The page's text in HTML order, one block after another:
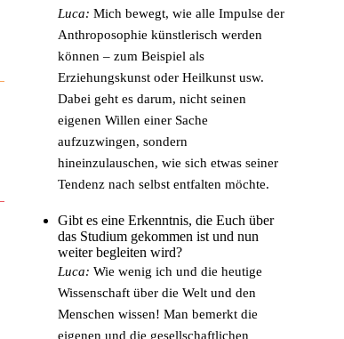
Luca: Mich bewegt, wie alle Impulse der
Anthroposophie künstlerisch werden
können – zum Beispiel als
Erziehungskunst oder Heilkunst usw.
Dabei geht es darum, nicht seinen
eigenen Willen einer Sache
aufzuzwingen, sondern
hineinzulauschen, wie sich etwas seiner
Tendenz nach selbst entfalten möchte.
Gibt es eine Erkenntnis, die Euch über
das Studium gekommen ist und nun
weiter begleiten wird?
Luca: Wie wenig ich und die heutige
Wissenschaft über die Welt und den
Menschen wissen! Man bemerkt die
eigenen und die gesellschaftlichen